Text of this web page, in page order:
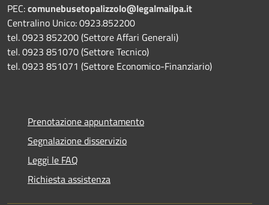
PEC:comunebusetopalizzolo@legalmailpa.it
Centralino Unico: 0923.852200
tel. 0923 852200 (Settore Affari Generali)
tel. 0923 851070 (Settore Tecnico)
tel. 0923 851071 (Settore Economico-Finanziario)
Prenotazione appuntamento
Segnalazione disservizio
Leggi le FAQ
Richiesta assistenza